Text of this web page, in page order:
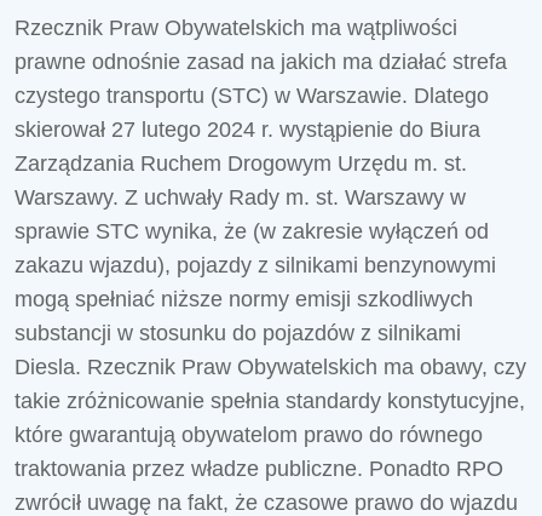
Rzecznik Praw Obywatelskich ma wątpliwości
prawne odnośnie zasad na jakich ma działać strefa
czystego transportu (STC) w Warszawie. Dlatego
skierował 27 lutego 2024 r. wystąpienie do Biura
Zarządzania Ruchem Drogowym Urzędu m. st.
Warszawy. Z uchwały Rady m. st. Warszawy w
sprawie STC wynika, że (w zakresie wyłączeń od
zakazu wjazdu), pojazdy z silnikami benzynowymi
mogą spełniać niższe normy emisji szkodliwych
substancji w stosunku do pojazdów z silnikami
Diesla. Rzecznik Praw Obywatelskich ma obawy, czy
takie zróżnicowanie spełnia standardy konstytucyjne,
które gwarantują obywatelom prawo do równego
traktowania przez władze publiczne. Ponadto RPO
zwrócił uwagę na fakt, że czasowe prawo do wjazdu